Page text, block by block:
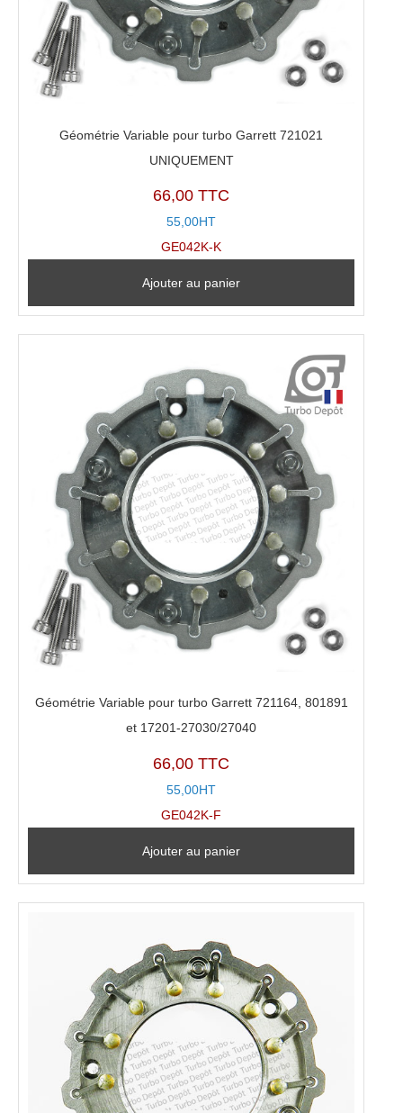
Géométrie Variable pour turbo Garrett 721021
UNIQUEMENT
66,00 TTC
55,00HT
GE042K-K
Ajouter au panier
Géométrie Variable pour turbo Garrett 721164, 801891
et 17201-27030/27040
66,00 TTC
55,00HT
GE042K-F
Ajouter au panier